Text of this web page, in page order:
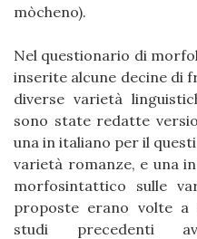
mòcheno).
Nel questionario di
inserite alcune decine di
diverse varietà
sono state redatte
una in italiano per il
varietà romanze, e una
morfosintattico sulle
proposte erano volte a
studi precedenti